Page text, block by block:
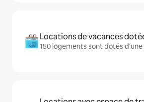
Locations de vacances
150 logements sont dotés